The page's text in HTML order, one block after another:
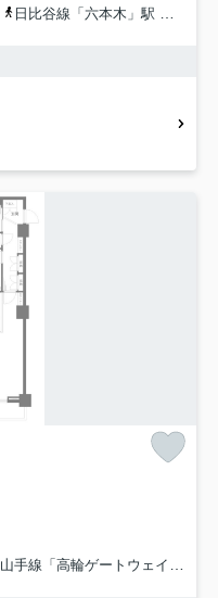
日比谷線「六本木」駅 徒歩7分
山手線「高輪ゲートウェイ」駅 徒歩10分